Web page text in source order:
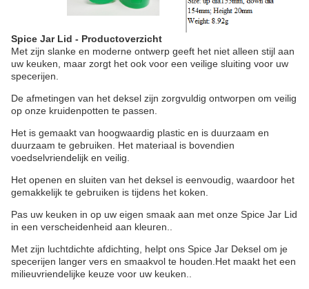
Spice Jar Lid - Productoverzicht
Met zijn slanke en moderne ontwerp geeft het niet alleen stijl aan
uw keuken, maar zorgt het ook voor een veilige sluiting voor uw
specerijen.
De afmetingen van het deksel zijn zorgvuldig ontworpen om veilig
op onze kruidenpotten te passen.
Het is gemaakt van hoogwaardig plastic en is duurzaam en
duurzaam te gebruiken. Het materiaal is bovendien
voedselvriendelijk en veilig.
Het openen en sluiten van het deksel is eenvoudig, waardoor het
gemakkelijk te gebruiken is tijdens het koken.
Pas uw keuken in op uw eigen smaak aan met onze Spice Jar Lid
in een verscheidenheid aan kleuren..
Met zijn luchtdichte afdichting, helpt ons Spice Jar Deksel om je
specerijen langer vers en smaakvol te houden.Het maakt het een
milieuvriendelijke keuze voor uw keuken..